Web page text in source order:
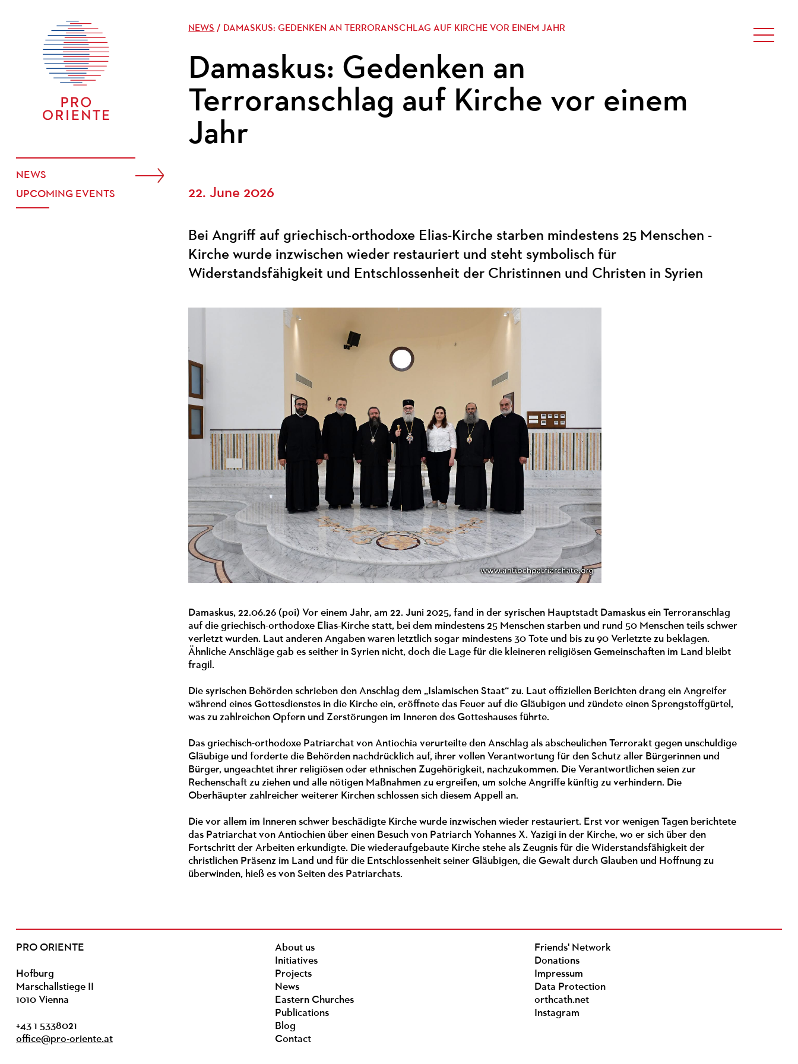
NEWS
UPCOMING EVENTS
NEWS / DAMASKUS: GEDENKEN AN TERRORANSCHLAG AUF KIRCHE VOR EINEM JAHR
Damaskus: Gedenken an
Terroranschlag auf Kirche vor einem
Jahr
22. June 2026
Bei Angriff auf griechisch-orthodoxe Elias-Kirche starben mindestens 25 Menschen -
Kirche wurde inzwischen wieder restauriert und steht symbolisch für
Widerstandsfähigkeit und Entschlossenheit der Christinnen und Christen in Syrien
Damaskus, 22.06.26 (poi) Vor einem Jahr, am 22. Juni 2025, fand in der syrischen Hauptstadt Damaskus ein Terroranschlag
auf die griechisch-orthodoxe Elias-Kirche statt, bei dem mindestens 25 Menschen starben und rund 50 Menschen teils schwer
verletzt wurden. Laut anderen Angaben waren letztlich sogar mindestens 30 Tote und bis zu 90 Verletzte zu beklagen.
Ähnliche Anschläge gab es seither in Syrien nicht, doch die Lage für die kleineren religiösen Gemeinschaften im Land bleibt
fragil.
Die syrischen Behörden schrieben den Anschlag dem „Islamischen Staat“ zu. Laut offiziellen Berichten drang ein Angreifer
während eines Gottesdienstes in die Kirche ein, eröffnete das Feuer auf die Gläubigen und zündete einen Sprengstoffgürtel,
was zu zahlreichen Opfern und Zerstörungen im Inneren des Gotteshauses führte.
Das griechisch-orthodoxe Patriarchat von Antiochia verurteilte den Anschlag als abscheulichen Terrorakt gegen unschuldige
Gläubige und forderte die Behörden nachdrücklich auf, ihrer vollen Verantwortung für den Schutz aller Bürgerinnen und
Bürger, ungeachtet ihrer religiösen oder ethnischen Zugehörigkeit, nachzukommen. Die Verantwortlichen seien zur
Rechenschaft zu ziehen und alle nötigen Maßnahmen zu ergreifen, um solche Angriffe künftig zu verhindern. Die
Oberhäupter zahlreicher weiterer Kirchen schlossen sich diesem Appell an.
Die vor allem im Inneren schwer beschädigte Kirche wurde inzwischen wieder restauriert. Erst vor wenigen Tagen berichtete
das Patriarchat von Antiochien über einen Besuch von Patriarch Yohannes X. Yazigi in der Kirche, wo er sich über den
Fortschritt der Arbeiten erkundigte. Die wiederaufgebaute Kirche stehe als Zeugnis für die Widerstandsfähigkeit der
christlichen Präsenz im Land und für die Entschlossenheit seiner Gläubigen, die Gewalt durch Glauben und Hoffnung zu
überwinden, hieß es von Seiten des Patriarchats.
PRO ORIENTE
Hofburg
Marschallstiege II
1010 Vienna
+43 1 5338021
office@pro-oriente.at
About us
Initiatives
Projects
News
Eastern Churches
Publications
Blog
Contact
Friends' Network
Donations
Impressum
Data Protection
orthcath.net
Instagram